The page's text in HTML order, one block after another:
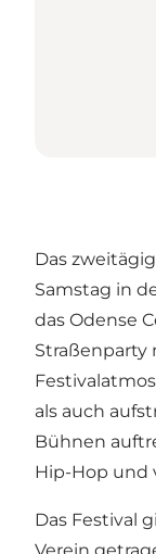
Das
Samstag in
das Odense
Straßenparty
als auch
Bühnen
Hip-Hop und
Das Festival